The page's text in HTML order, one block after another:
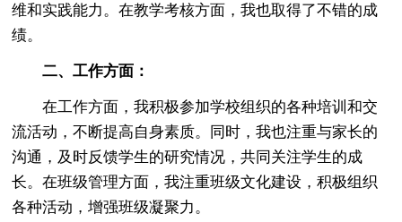
维和实践能力。在教学考核方面，我也取得了不错的成
绩。
二、工作方面：
在工作方面，我积极参加学校组织的各种培训和交
流活动，不断提高自身素质。同时，我也注重与家长的
沟通，及时反馈学生的研究情况，共同关注学生的成
长。在班级管理方面，我注重班级文化建设，积极组织
各种活动，增强班级凝聚力。